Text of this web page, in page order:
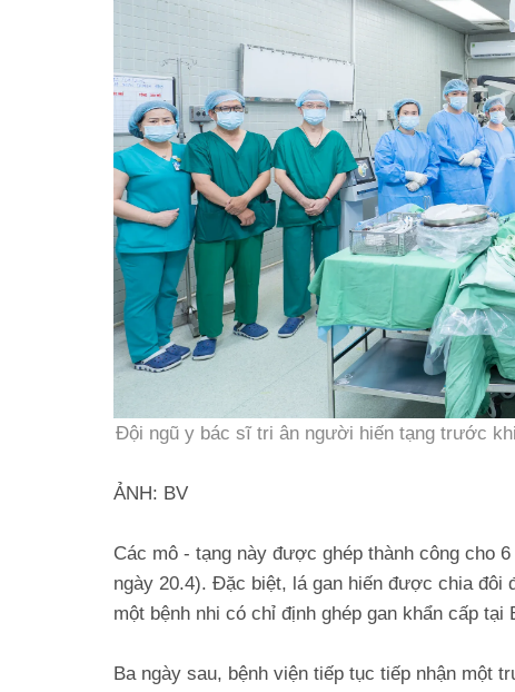
Đội ngũ y bác sĩ tri ân người hiến tạng trước
ẢNH: BV
Các mô - tạng này được ghép thành công cho
ngày 20.4). Đặc biệt, lá gan hiến được chia đôi
một bệnh nhi có chỉ định ghép gan khẩn cấp
Ba ngày sau, bệnh viện tiếp tục tiếp nhận một